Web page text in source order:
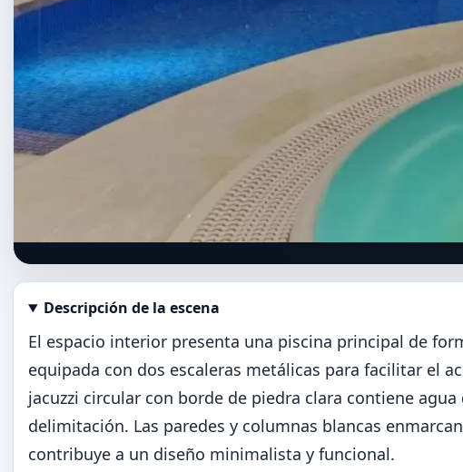
Abrir imagen en tamaño completo
Descripción de la escena
El espacio interior presenta una piscina principal de
equipada con dos escaleras metálicas para facilitar el
jacuzzi circular con borde de piedra clara contiene
delimitación. Las paredes y columnas blancas
contribuye a un diseño minimalista y funcional.